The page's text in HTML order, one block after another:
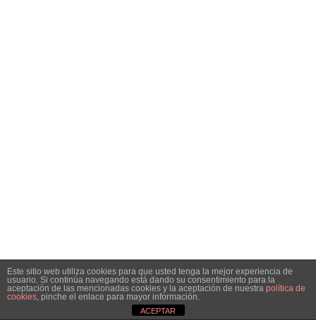
| Funciona gracias a
Este sitio web utiliza cookies para que usted tenga la mejor experiencia de
usuario. Si continúa navegando está dando su consentimiento para la
aceptación de las mencionadas cookies y la aceptación de nuestra política de
cookies, pinche el enlace para mayor información.
ACEPTAR